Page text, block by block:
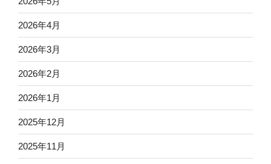
2026年4月
2026年3月
2026年2月
2026年1月
2025年12月
2025年11月